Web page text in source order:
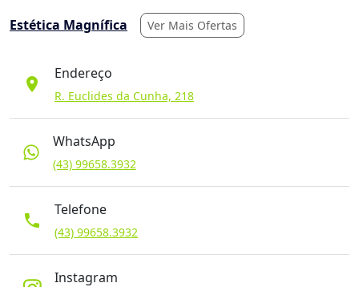
Estética Magnífica Ver Mais Ofertas
location_on
Endereço
R. Euclides da Cunha, 218
WhatsApp
(43) 99658.3932
phone
Telefone
(43) 99658.3932
Instagram